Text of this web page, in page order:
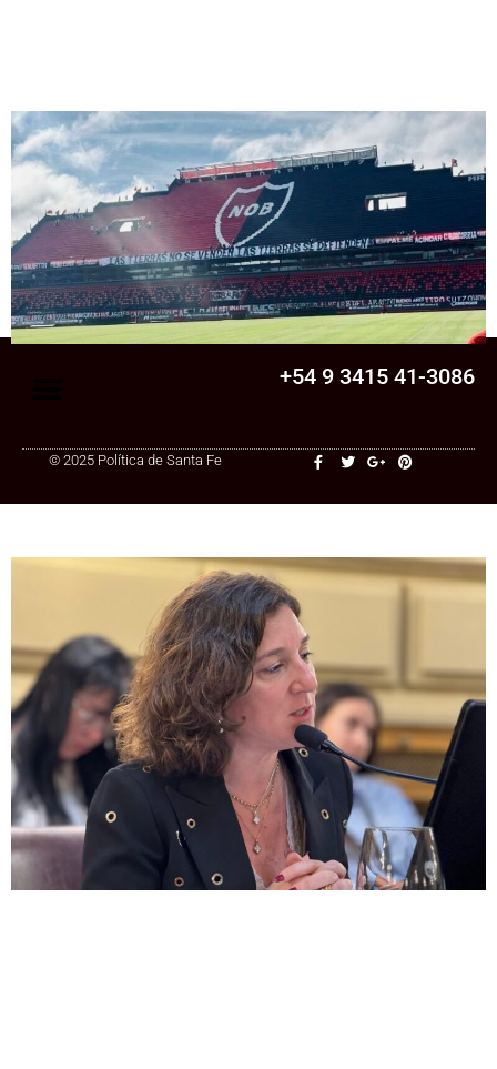
Senado
La Legislatura aprobó una ley clave para
una cooperativa de Santa Fe: ¿qué
cambia?
+54 9 3415 41-3086
© 2025 Política de Santa Fe